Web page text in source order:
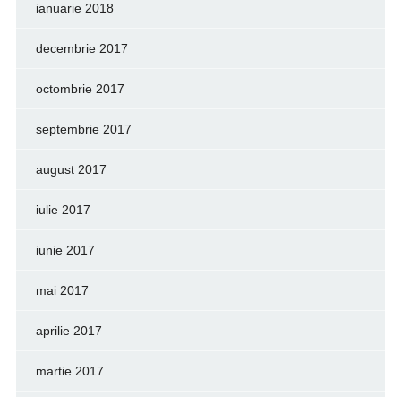
ianuarie 2018
decembrie 2017
octombrie 2017
septembrie 2017
august 2017
iulie 2017
iunie 2017
mai 2017
aprilie 2017
martie 2017